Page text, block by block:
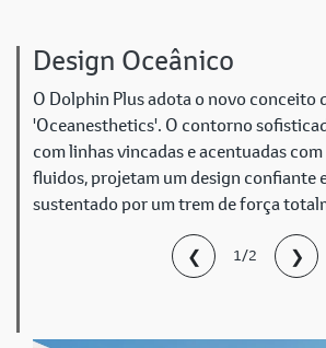
Design Oceânico
O Dolphin Plus adota o novo conceito
'Oceanesthetics'. O contorno
com linhas vincadas e acentuadas
fluidos, projetam um design confiante
sustentado por um trem de força
❮ 1/2 ❯